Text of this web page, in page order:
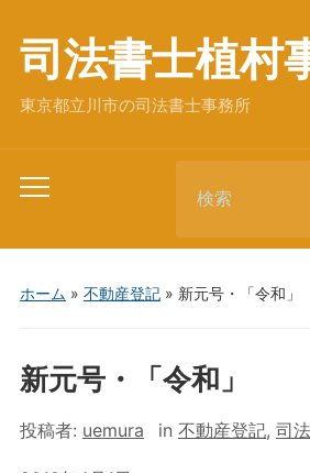
司法書士植村
東京都立川市の司法書士事務所
Toggle
menu
for:
ホーム » 不動産登記» 新元号・「令和」
新元号・「令和」
投稿者: uemura in 不動産登記, 司